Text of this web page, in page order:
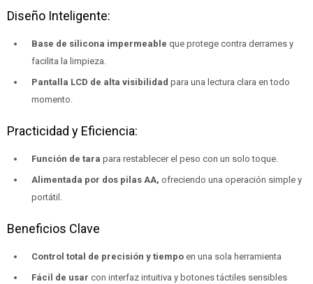
Diseño Inteligente:
Base de silicona impermeable que protege contra derrames y
facilita la limpieza.
Pantalla LCD de alta visibilidad para una lectura clara en todo
momento.
Practicidad y Eficiencia:
Función de tara para restablecer el peso con un solo toque.
Alimentada por dos pilas AA, ofreciendo una operación simple y
portátil.
Beneficios Clave
Control total de precisión y tiempo en una sola herramienta
Fácil de usar con interfaz intuitiva y botones táctiles sensibles